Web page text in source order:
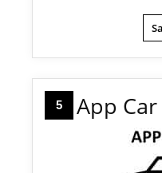
5 App Car